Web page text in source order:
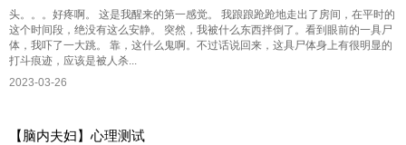
头。。。好疼啊。 这是我醒来的第一感觉。 我踉踉跄跄地走出了房间，在平时的
这个时间段，绝没有这么安静。 突然，我被什么东西拌倒了。看到眼前的一具尸
体，我吓了一大跳。 靠，这什么鬼啊。不过话说回来，这具尸体身上有很明显的
打斗痕迹，应该是被人杀...
2023-03-26
【脑内夫妇】心理测试